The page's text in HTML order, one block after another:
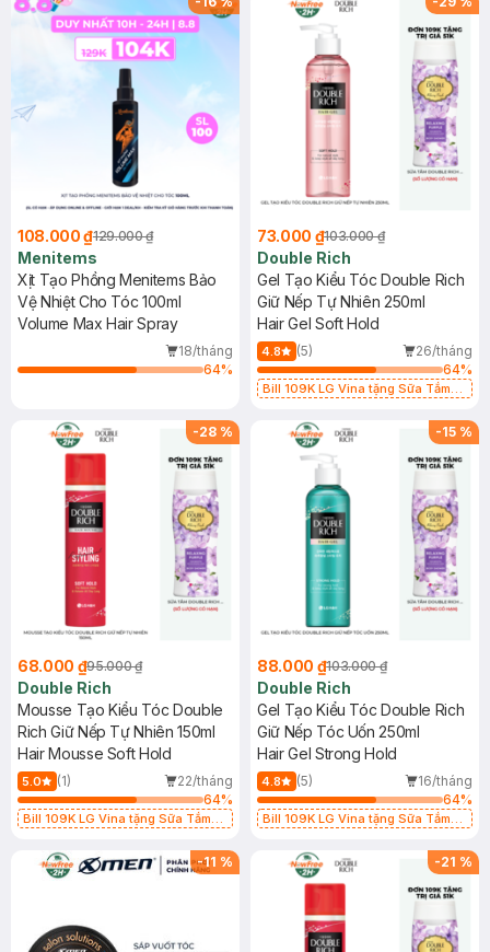
108.000 ₫129.000 ₫
Menitems
Xịt Tạo Phồng Menitems Bảo
Vệ Nhiệt Cho Tóc 100ml
Volume Max Hair Spray
18/tháng
64%
73.000 ₫103.000 ₫
Double Rich
Gel Tạo Kiểu Tóc Double Rich
Giữ Nếp Tự Nhiên 250ml
Hair Gel Soft Hold
4.8 (5)
26/tháng
64%
Bill 109K LG Vina tặng Sữa Tắm
(SL có hạn)
-28 %
68.000 ₫95.000 ₫
Double Rich
Mousse Tạo Kiểu Tóc Double
Rich Giữ Nếp Tự Nhiên 150ml
Hair Mousse Soft Hold
5.0 (1)
22/tháng
64%
Bill 109K LG Vina tặng Sữa Tắm
(SL có hạn)
-15 %
88.000 ₫103.000 ₫
Double Rich
Gel Tạo Kiểu Tóc Double Rich
Giữ Nếp Tóc Uốn 250ml
Hair Gel Strong Hold
4.8 (5)
16/tháng
64%
Bill 109K LG Vina tặng Sữa Tắm
(SL có hạn)
-11 % -21 %